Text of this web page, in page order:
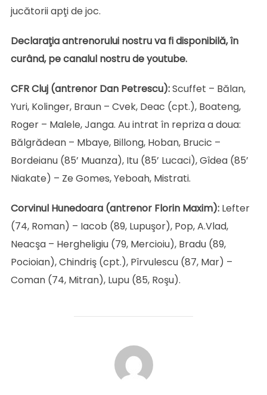
jucătorii apţi de joc.
Declaraţia antrenorului nostru va fi disponibilă, în
curând, pe canalul nostru de youtube.
CFR Cluj (antrenor Dan Petrescu):Scuffet – Bălan,
Yuri, Kolinger, Braun – Cvek, Deac (cpt.), Boateng,
Roger – Malele, Janga. Au intrat în repriza a doua:
Bălgrădean – Mbaye, Billong, Hoban, Brucic –
Bordeianu (85’ Muanza), Itu (85’ Lucaci), Gîdea (85’
Niakate) – Ze Gomes, Yeboah, Mistrati.
Corvinul Hunedoara (antrenor Florin Maxim):Lefter
(74, Roman) – Iacob (89, Lupuşor), Pop, A.Vlad,
Neacşa – Hergheligiu (79, Mercioiu), Bradu (89,
Pocioian), Chindriş (cpt.), Pîrvulescu (87, Mar) –
Coman (74, Mitran), Lupu (85, Roşu).
AUTOR ARTICOL